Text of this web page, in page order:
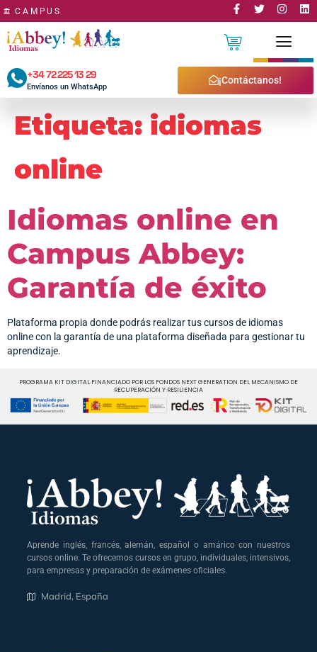
CAMPUS
+34 72 225 13 29
Envíanos un WhatsApp
¡Contáctanos!
Etiqueta: idiomas
online
Idiomas online en
Campus Abbey:
Garantía de éxito
Plataforma propia donde podrás realizar tus cursos de idiomas
online con la garantía de una plataforma diseñada para gestionar tu
aprendizaje.
PROGRAMA KIT DIGITAL FINANCIADO POR LOS FONDOS NEXT GENERATION DEL MECANISMO DE
RECUPERACIÓN Y RESILIENCIA
Aprende inglés, francés, alemán, español o amárico con nuestros
cursos online. Te ofrecemos cursos en grupo, individuales, intensivos,
para empresas y preparación de exámenes oficiales.
Madrid, España